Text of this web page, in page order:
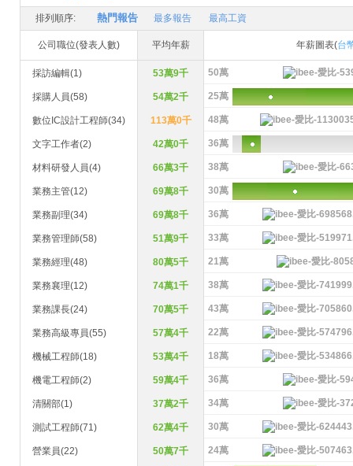
排列順序: 熱門報告 最多報告 最高工資
公司職位(發表人數) 平均年薪 年薪圖表(台
採訪編輯(1) 53萬9千 50萬
採購人員(58) 54萬2千 25萬
數位IC設計工程師(34) 113萬0千 48萬
文字工作者(2) 42萬0千 36萬
材料研發人員(4) 66萬3千 38萬
業務主管(12) 69萬8千 30萬
業務副理(34) 69萬8千 36萬
業務管理師(58) 51萬9千 33萬
業務經理(48) 80萬5千 21萬
業務襄理(12) 74萬1千 38萬
業務課長(24) 70萬5千 43萬
業務高級專員(55) 57萬4千 22萬
機械工程師(18) 53萬4千 18萬
機電工程師(2) 59萬4千 36萬
清關部(1) 37萬2千 34萬
測試工程師(71) 62萬4千 30萬
營業員(22) 50萬7千 24萬